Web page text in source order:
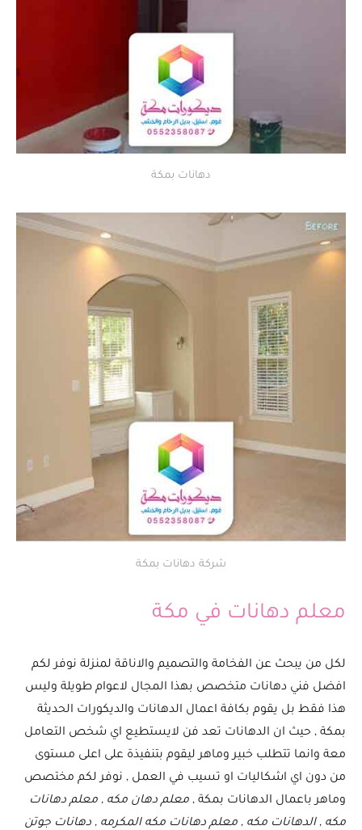
دهانات بمكة
شركة دهانات بمكة
معلم دهانات في مكة
لكل من يبحث عن الفخامة والتصميم والاناقة لمنزلة نوفر لكم
افضل فني دهانات متخصص بهذا المجال لاعوام طويلة وليس
هذا فقط بل يقوم بكافة اعمال الدهانات والديكورات الحديثة
بمكة , حيث ان الدهانات تعد فن لايستطيع اي شخص التعامل
معة وانما تتطلب خبير وماهر ليقوم بتنفيذة على اعلى مستوى
من دون اي اشكاليات او تسيب في العمل , نوفر لكم مختصص
وماهر باعمال الدهانات بمكة , معلم دهان مكه , معلم دهانات
مكه , الدهانات مكه , معلم دهانات مكه المكرمه , دهانات جوتن